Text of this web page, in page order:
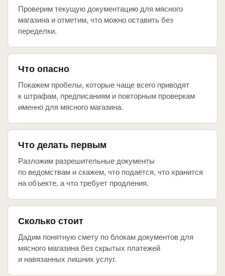
Проверим текущую документацию для мясного
магазина и отметим, что можно оставить без
переделки.
Что опасно
Покажем пробелы, которые чаще всего приводят
к штрафам, предписаниям и повторным проверкам
именно для мясного магазина.
Что делать первым
Разложим разрешительные документы
по ведомствам и скажем, что подаётся, что хранится
на объекте, а что требует продления.
Сколько стоит
Дадим понятную смету по блокам документов для
мясного магазина без скрытых платежей
и навязанных лишних услуг.